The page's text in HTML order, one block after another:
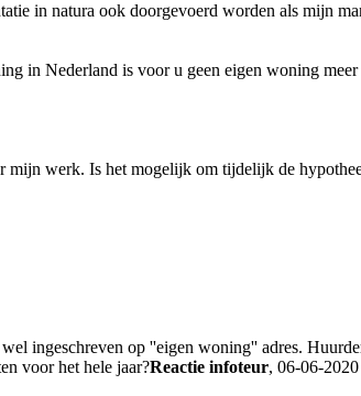
in natura ook doorgevoerd worden als mijn
in Nederland is voor u geen eigen woning
werk. Is het mogelijk om tijdelijk de
ingeschreven op ''eigen woning'' adres.
voor het hele jaar?Reactie infoteur, 06-06-2020